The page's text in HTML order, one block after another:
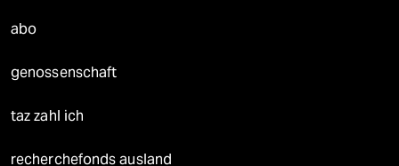
abo
genossenschaft
taz zahl ich
recherchefonds ausland